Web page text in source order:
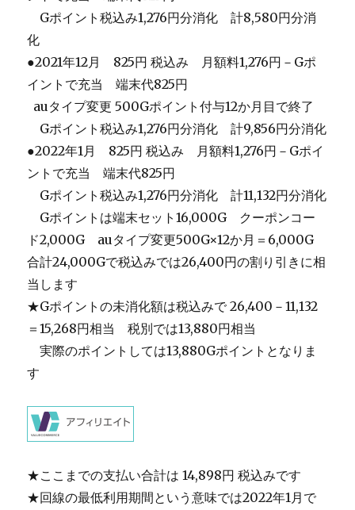
Gポイント税込み1,276円分消化 計8,580円分消
化
●2021年12月 825円 税込み 月額料1,276円－Gポ
イントで充当 端末代825円
auタイプ変更 500Gポイント付与12か月目で終了
Gポイント税込み1,276円分消化 計9,856円分消化
●2022年1月 825円 税込み 月額料1,276円－Gポイ
ントで充当 端末代825円
Gポイント税込み1,276円分消化 計11,132円分消化
Gポイントは端末セット16,000G クーポンコー
ド2,000G auタイプ変更500G×12か月＝6,000G
合計24,000Gで税込みでは26,400円の割り引きに相
当します
★Gポイントの未消化額は税込みで 26,400－11,132
＝15,268円相当 税別では13,880円相当
＿実際のポイントしては13,880Gポイントとなりま
す
★ここまでの支払い合計は 14,898円 税込みです
★回線の最低利用期間という意味では2022年1月で